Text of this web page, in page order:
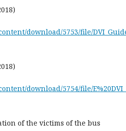
download/5753/file/
download/5754/file/
of the victims of the bus